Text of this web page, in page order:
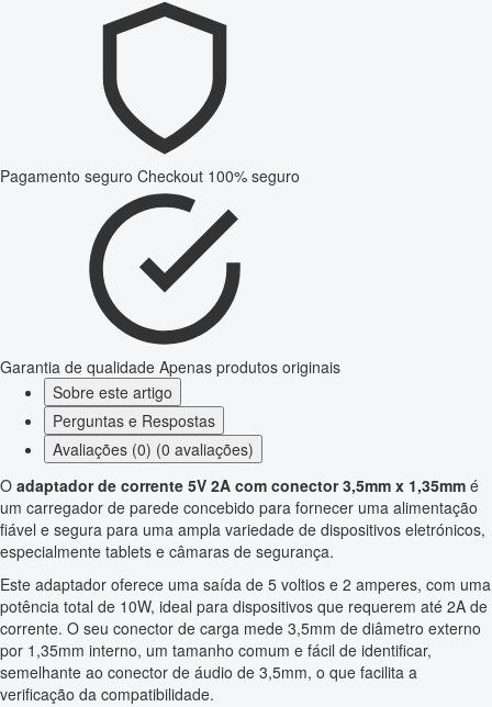
Pagamento seguro Checkout 100% seguro
Garantia de qualidade Apenas produtos originais
Sobre este artigo
Perguntas e Respostas
Avaliações (0) (0 avaliações)
O adaptador de corrente 5V 2A com conector 3,5mm x 1,35mm é
um carregador de parede concebido para fornecer uma alimentação
fiável e segura para uma ampla variedade de dispositivos eletrónicos,
especialmente tablets e câmaras de segurança.
Este adaptador oferece uma saída de 5 voltios e 2 amperes, com uma
potência total de 10W, ideal para dispositivos que requerem até 2A de
corrente. O seu conector de carga mede 3,5mm de diâmetro externo
por 1,35mm interno, um tamanho comum e fácil de identificar,
semelhante ao conector de áudio de 3,5mm, o que facilita a
verificação da compatibilidade.